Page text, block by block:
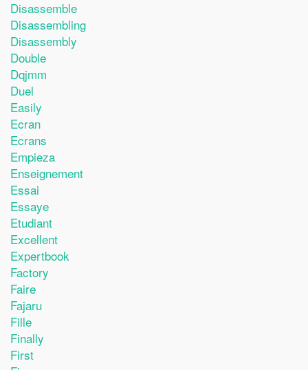
Disassemble
Disassembling
Disassembly
Double
Dqjmm
Duel
Easily
Ecran
Ecrans
Empieza
Enseignement
Essai
Essaye
Etudiant
Excellent
Expertbook
Factory
Faire
Fajaru
Fille
Finally
First